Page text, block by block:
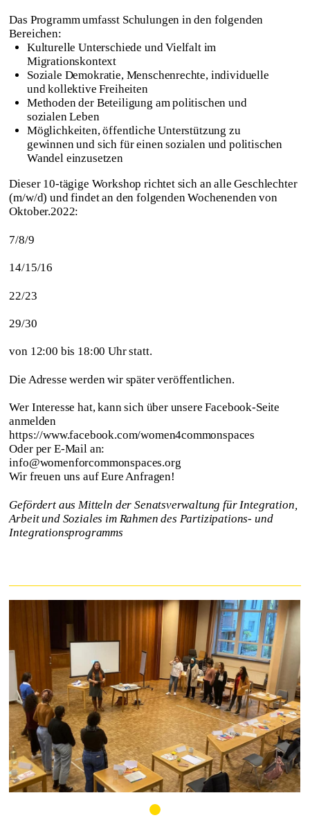
Das Programm umfasst Schulungen in den folgenden
Bereichen:
Kulturelle Unterschiede und Vielfalt im
Migrationskontext
Soziale Demokratie, Menschenrechte, individuelle
und kollektive Freiheiten
Methoden der Beteiligung am politischen und
sozialen Leben
Möglichkeiten, öffentliche Unterstützung zu
gewinnen und sich für einen sozialen und politischen
Wandel einzusetzen
Dieser 10-tägige Workshop richtet sich an alle Geschlechter
(m/w/d) und findet an den folgenden Wochenenden von
Oktober.2022:
7/8/9
14/15/16
22/23
29/30
von 12:00 bis 18:00 Uhr statt.
Die Adresse werden wir später veröffentlichen.
Wer Interesse hat, kann sich über unsere Facebook-Seite
anmelden
https://www.facebook.com/women4commonspaces
Oder per E-Mail an:
info@womenforcommonspaces.org
Wir freuen uns auf Eure Anfragen!
Gefördert aus Mitteln der Senatsverwaltung für Integration,
Arbeit und Soziales im Rahmen des Partizipations- und
Integrationsprogramms